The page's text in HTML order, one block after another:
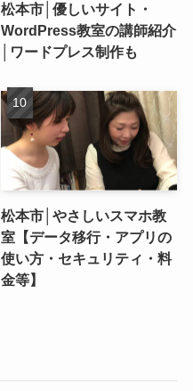
松本市│優しいサイト・
WordPress教室の講師紹介
│ワードプレス制作も
松本市│やさしいスマホ教
室【データ移行・アプリの
使い方・セキュリティ・料
金等】